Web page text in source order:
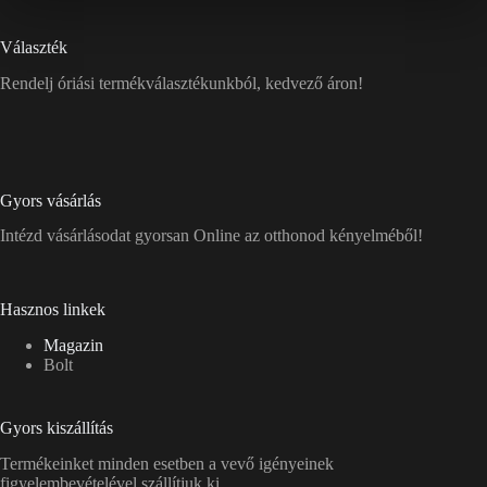
Választék
Rendelj óriási termékválasztékunkból, kedvező áron!
Gyors vásárlás
Intézd vásárlásodat gyorsan Online az otthonod kényelméből!
Hasznos linkek
Magazin
Bolt
Gyors kiszállítás
Termékeinket minden esetben a vevő igényeinek
figyelembevételével szállítjuk ki.